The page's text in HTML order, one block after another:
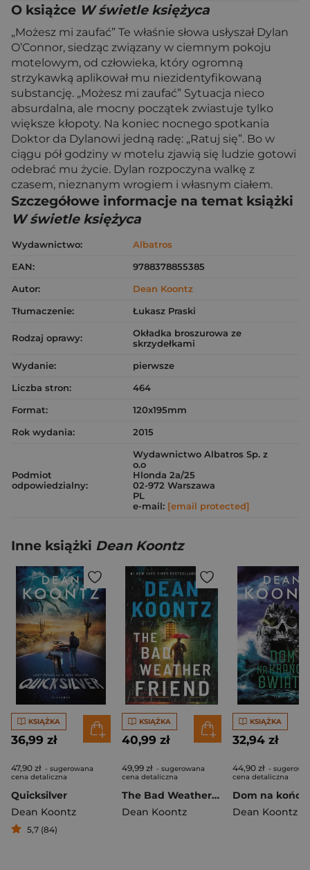
O książce W świetle księżyca
„Możesz mi zaufać” Te właśnie słowa usłyszał Dylan
O’Connor, siedząc związany w ciemnym pokoju
motelowym, od człowieka, który ogromną
strzykawką aplikował mu niezidentyfikowaną
substancję. „Możesz mi zaufać” Sytuacja nieco
absurdalna, ale mocny początek zwiastuje tylko
większe kłopoty. Na koniec nocnego spotkania
Doktor da Dylanowi jedną radę: „Ratuj się”. Bo w
ciągu pół godziny w motelu zjawią się ludzie gotowi
odebrać mu życie. Dylan rozpoczyna walkę z
czasem, nieznanym wrogiem i własnym ciałem.
Szczegółowe informacje na temat książki
W świetle księżyca
Wydawnictwo:
Albatros
EAN:
9788378855385
Autor:
Dean Koontz
Tłumaczenie:
Łukasz Praski
Rodzaj oprawy:
Okładka broszurowa ze
skrzydełkami
Wydanie:
pierwsze
Liczba stron:
464
Format:
120x195mm
Rok wydania:
2015
Podmiot
odpowiedzialny:
Wydawnictwo Albatros Sp. z
o.o
Hlonda 2a/25
02-972 Warszawa
PL
e-mail: [email protected]
Inne książki Dean Koontz
KSIĄŻKA
36,99 zł
47,90 zł - sugerowana
cena detaliczna
Quicksilver
Dean Koontz
5,7 (84)
KSIĄŻKA
40,99 zł
49,99 zł - sugerowana
cena detaliczna
The Bad Weather Friend wer. angielska
Dean Koontz
KSIĄŻKA
32,94 zł
44,90 zł -
cena detaliczna
Dean Koontz